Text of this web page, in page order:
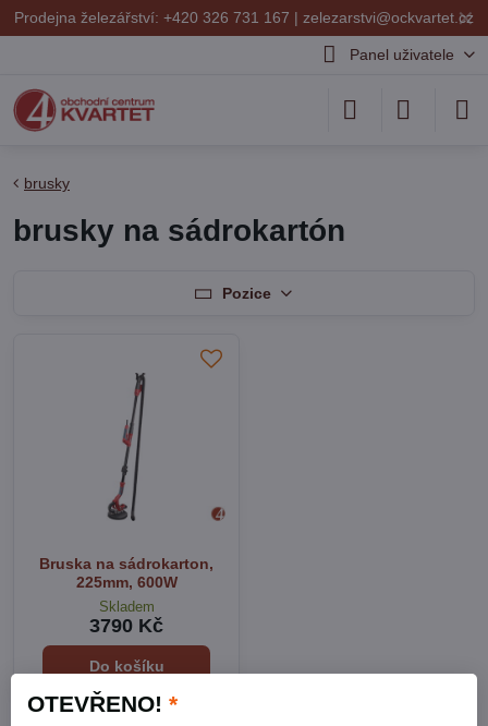
✕
Prodejna železářství: +420 326 731 167 | zelezarstvi@ockvartet.cz
Panel uživatele
brusky
brusky na sádrokartón
Pozice
Bruska na sádrokarton,
225mm, 600W
Skladem
3790 Kč
Do košíku
OTEVŘENO! *